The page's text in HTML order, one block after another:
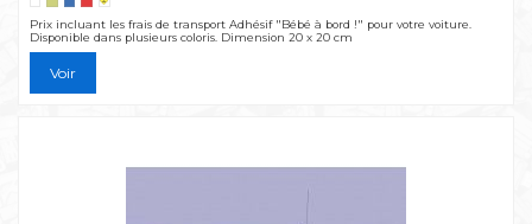
Prix incluant les frais de transport Adhésif "Bébé à bord !" pour votre voiture.
Disponible dans plusieurs coloris. Dimension 20 x 20 cm
Voir